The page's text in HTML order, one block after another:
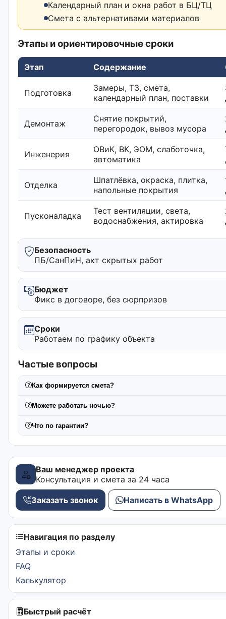
Календарный план и окна работ в БЦ/ТЦ
Смета с альтернативами материалов
Этапы и ориентировочные сроки
Этап Содержание
Подготовка
Замеры, ТЗ, смета,
календарный план, поставки
Демонтаж
Снятие покрытий,
перегородок, вывоз мусора
Инженерия
ОВиК, ВК, ЭОМ, слаботочка,
автоматика
Отделка
Шпатлёвка, окраска, плитка,
напольные покрытия
Пусконаладка
Тест вентиляции, света,
водоснабжения, актировка
Безопасность
ПБ/СанПиН, акт скрытых работ
Бюджет
Фикс в договоре, без сюрпризов
Сроки
Работаем по графику объекта
Частые вопросы
Как формируется смета?
Можете работать ночью?
Что по гарантии?
Ваш менеджер проекта
Консультация и смета за 24 часа
Заказать звонок Написать в WhatsApp
Навигация по разделу
Этапы и сроки
FAQ
Калькулятор
Быстрый расчёт